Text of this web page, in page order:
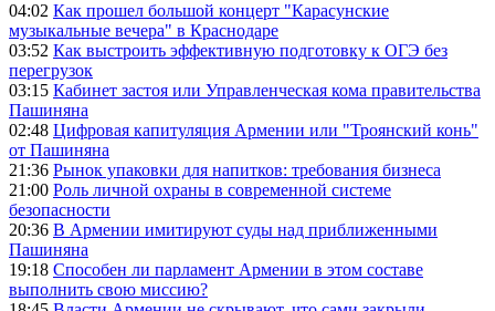
04:02 Как прошел большой концерт "Карасунские
музыкальные вечера" в Краснодаре
03:52 Как выстроить эффективную подготовку к ОГЭ без
перегрузок
03:15 Кабинет застоя или Управленческая кома правительства
Пашиняна
02:48 Цифровая капитуляция Армении или "Троянский конь"
от Пашиняна
21:36 Рынок упаковки для напитков: требования бизнеса
21:00 Роль личной охраны в современной системе
безопасности
20:36 В Армении имитируют суды над приближенными
Пашиняна
19:18 Способен ли парламент Армении в этом составе
выполнить свою миссию?